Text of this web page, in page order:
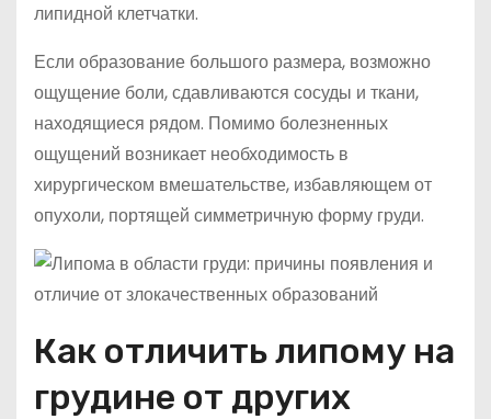
липидной клетчатки.
Если образование большого размера, возможно
ощущение боли, сдавливаются сосуды и ткани,
находящиеся рядом. Помимо болезненных
ощущений возникает необходимость в
хирургическом вмешательстве, избавляющем от
опухоли, портящей симметричную форму груди.
Как отличить липому на
грудине от других